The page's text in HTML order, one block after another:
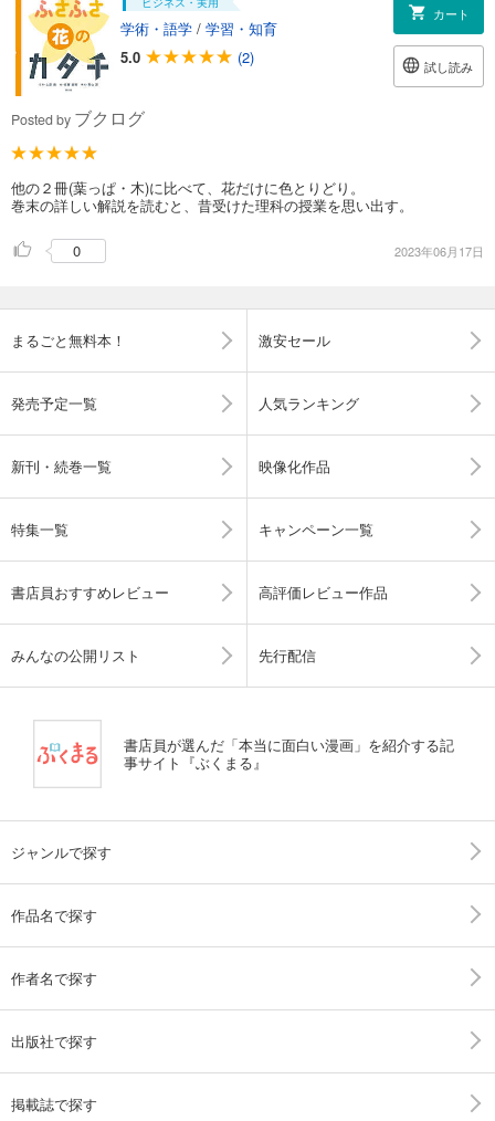
学術・語学 / 学習・知育
5.0
(2)
カート
試し読み
Posted by ブクログ
他の２冊(葉っぱ・木)に比べて、花だけに色とりどり。
巻末の詳しい解説を読むと、昔受けた理科の授業を思い出す。
0 2023年06月17日
まるごと無料本！ 激安セール
発売予定一覧 人気ランキング
新刊・続巻一覧 映像化作品
特集一覧 キャンペーン一覧
書店員おすすめレビュー 高評価レビュー作品
みんなの公開リスト 先行配信
書店員が選んだ「本当に面白い漫画」を紹介する記
事サイト『ぶくまる』
ジャンルで探す
作品名で探す
作者名で探す
出版社で探す
掲載誌で探す